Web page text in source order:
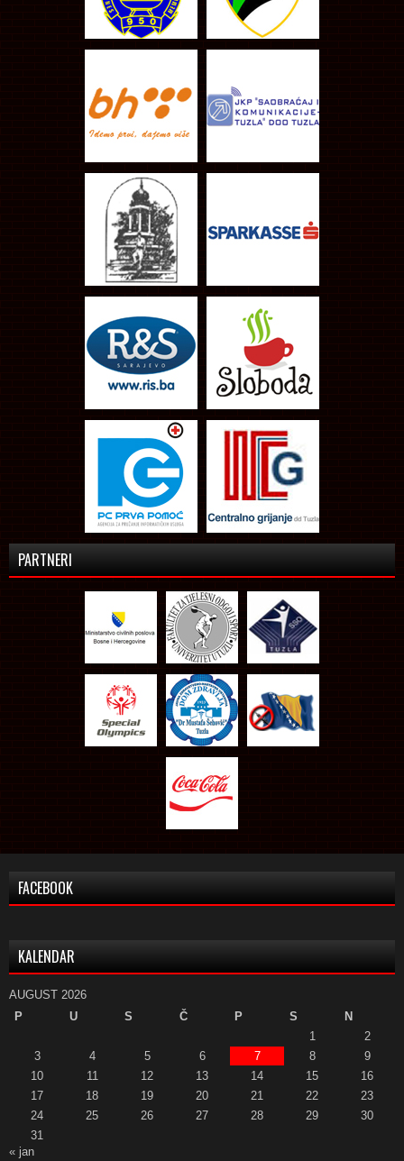
PARTNERI
FACEBOOK
KALENDAR
AUGUST 2026
P
U S Č P S
N
1
2
3
4 5 6 7 8
9
10
11 12 13 14 15
16
17
18 19 20 21 22
23
24
25 26 27 28 29
30
31
« jan